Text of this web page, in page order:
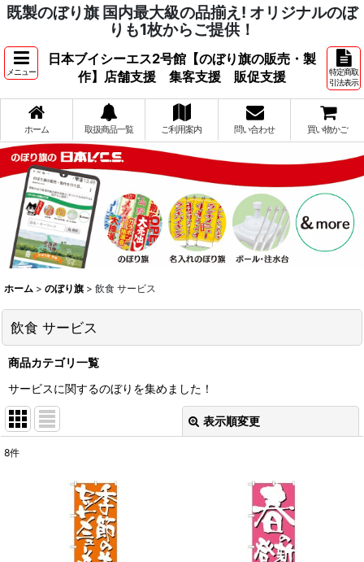
既製のぼり旗 国内最大級の品揃え! オリジナルのぼ
りも1枚からご提供！
メニュー
日本ブイシーエス2号館【のぼり旗の販売・製
作】店舗支援 集客支援 販促支援
特定商取
引法表示
ホーム 取扱商品一覧 ご利用案内 問い合わせ 買い物かご
ホーム > のぼり旗 > 飲食 サービス
飲食 サービス
商品カテゴリ一覧
サービスに関するのぼりを集めました！
表示順変更
8件